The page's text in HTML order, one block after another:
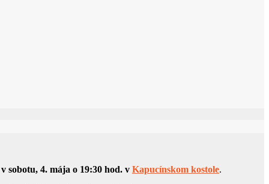
v sobotu, 4. mája o 19:30 hod. v Kapucínskom kostole.